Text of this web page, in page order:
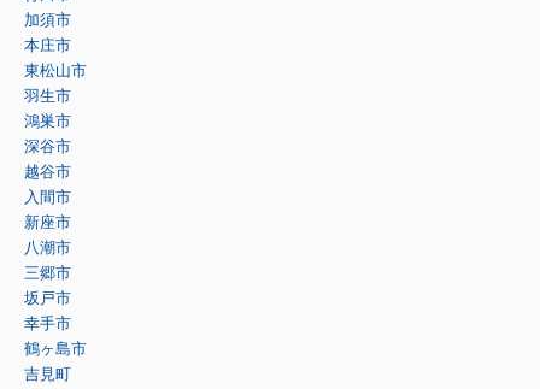
加須市
本庄市
東松山市
羽生市
鴻巣市
深谷市
越谷市
入間市
新座市
八潮市
三郷市
坂戸市
幸手市
鶴ヶ島市
吉見町